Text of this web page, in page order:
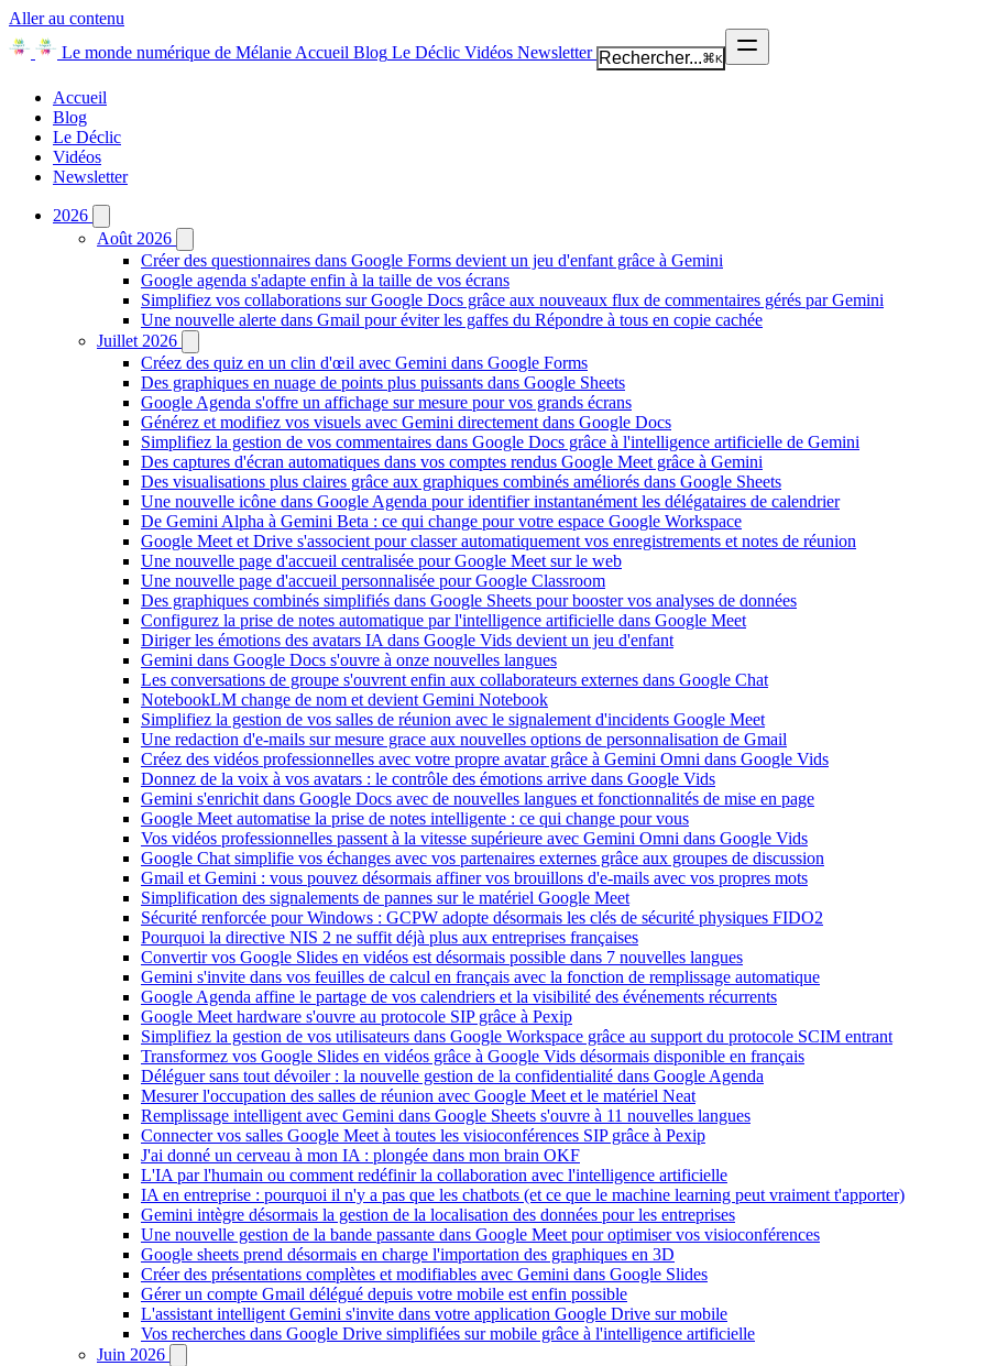
Aller au contenu
Le monde numérique de Mélanie Accueil Blog Le Déclic Vidéos Newsletter Rechercher...⌘K
Accueil
Blog
Le Déclic
Vidéos
Newsletter
2026
Août 2026
Créer des questionnaires dans Google Forms devient un jeu d'enfant grâce à Gemini
Google agenda s'adapte enfin à la taille de vos écrans
Simplifiez vos collaborations sur Google Docs grâce aux nouveaux flux de commentaires gérés par Gemini
Une nouvelle alerte dans Gmail pour éviter les gaffes du Répondre à tous en copie cachée
Juillet 2026
Créez des quiz en un clin d'œil avec Gemini dans Google Forms
Des graphiques en nuage de points plus puissants dans Google Sheets
Google Agenda s'offre un affichage sur mesure pour vos grands écrans
Générez et modifiez vos visuels avec Gemini directement dans Google Docs
Simplifiez la gestion de vos commentaires dans Google Docs grâce à l'intelligence artificielle de Gemini
Des captures d'écran automatiques dans vos comptes rendus Google Meet grâce à Gemini
Des visualisations plus claires grâce aux graphiques combinés améliorés dans Google Sheets
Une nouvelle icône dans Google Agenda pour identifier instantanément les délégataires de calendrier
De Gemini Alpha à Gemini Beta : ce qui change pour votre espace Google Workspace
Google Meet et Drive s'associent pour classer automatiquement vos enregistrements et notes de réunion
Une nouvelle page d'accueil centralisée pour Google Meet sur le web
Une nouvelle page d'accueil personnalisée pour Google Classroom
Des graphiques combinés simplifiés dans Google Sheets pour booster vos analyses de données
Configurez la prise de notes automatique par l'intelligence artificielle dans Google Meet
Diriger les émotions des avatars IA dans Google Vids devient un jeu d'enfant
Gemini dans Google Docs s'ouvre à onze nouvelles langues
Les conversations de groupe s'ouvrent enfin aux collaborateurs externes dans Google Chat
NotebookLM change de nom et devient Gemini Notebook
Simplifiez la gestion de vos salles de réunion avec le signalement d'incidents Google Meet
Une redaction d'e-mails sur mesure grace aux nouvelles options de personnalisation de Gmail
Créez des vidéos professionnelles avec votre propre avatar grâce à Gemini Omni dans Google Vids
Donnez de la voix à vos avatars : le contrôle des émotions arrive dans Google Vids
Gemini s'enrichit dans Google Docs avec de nouvelles langues et fonctionnalités de mise en page
Google Meet automatise la prise de notes intelligente : ce qui change pour vous
Vos vidéos professionnelles passent à la vitesse supérieure avec Gemini Omni dans Google Vids
Google Chat simplifie vos échanges avec vos partenaires externes grâce aux groupes de discussion
Gmail et Gemini : vous pouvez désormais affiner vos brouillons d'e-mails avec vos propres mots
Simplification des signalements de pannes sur le matériel Google Meet
Sécurité renforcée pour Windows : GCPW adopte désormais les clés de sécurité physiques FIDO2
Pourquoi la directive NIS 2 ne suffit déjà plus aux entreprises françaises
Convertir vos Google Slides en vidéos est désormais possible dans 7 nouvelles langues
Gemini s'invite dans vos feuilles de calcul en français avec la fonction de remplissage automatique
Google Agenda affine le partage de vos calendriers et la visibilité des événements récurrents
Google Meet hardware s'ouvre au protocole SIP grâce à Pexip
Simplifiez la gestion de vos utilisateurs dans Google Workspace grâce au support du protocole SCIM entrant
Transformez vos Google Slides en vidéos grâce à Google Vids désormais disponible en français
Déléguer sans tout dévoiler : la nouvelle gestion de la confidentialité dans Google Agenda
Mesurer l'occupation des salles de réunion avec Google Meet et le matériel Neat
Remplissage intelligent avec Gemini dans Google Sheets s'ouvre à 11 nouvelles langues
Connecter vos salles Google Meet à toutes les visioconférences SIP grâce à Pexip
J'ai donné un cerveau à mon IA : plongée dans mon brain OKF
L'IA par l'humain ou comment redéfinir la collaboration avec l'intelligence artificielle
IA en entreprise : pourquoi il n'y a pas que les chatbots (et ce que le machine learning peut vraiment t'apporter)
Gemini intègre désormais la gestion de la localisation des données pour les entreprises
Une nouvelle gestion de la bande passante dans Google Meet pour optimiser vos visioconférences
Google sheets prend désormais en charge l'importation des graphiques en 3D
Créer des présentations complètes et modifiables avec Gemini dans Google Slides
Gérer un compte Gmail délégué depuis votre mobile est enfin possible
L'assistant intelligent Gemini s'invite dans votre application Google Drive sur mobile
Vos recherches dans Google Drive simplifiées sur mobile grâce à l'intelligence artificielle
Juin 2026